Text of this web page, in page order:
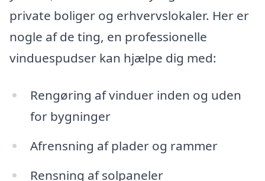
private boliger og erhvervslokaler. Her er
nogle af de ting, en professionelle
vinduespudser kan hjælpe dig med:
Rengøring af vinduer inden og uden
for bygninger
Afrensning af plader og rammer
Rensning af solpaneler